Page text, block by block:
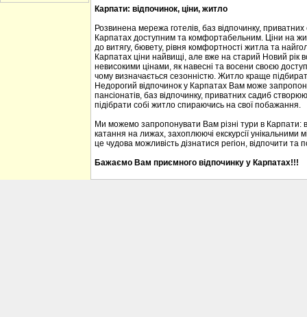
Карпати: відпочинок, ціни, житло
Розвинена мережа готелів, баз відпочинку,
Карпатах доступним та комфортабельним. Ціни на
до витягу, бювету, рівня комфортності житла та
Карпатах ціни найвищі, але вже на старий Новий рік
невисокими цінами, як навесні та восени своєю
чому визначається сезонністю. Житло краще
Недорогий відпочинок у Карпатах Вам може
пансіонатів, баз відпочинку, приватних садиб
підібрати собі житло спираючись на свої побажання.
Ми можемо запропонувати Вам різні тури в Карпати:
катання на лижах, захоплюючі екскурсії
це чудова можливість дізнатися регіон, відпочити та
Бажаємо Вам приємного відпочинку у Карпатах!!!